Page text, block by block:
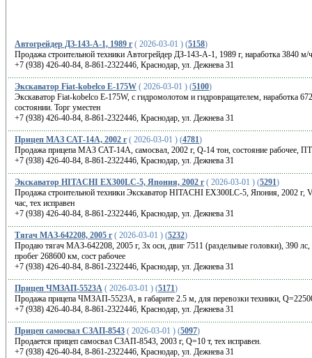
Автогрейдер ДЗ-143-А-1, 1989 г( 2026-03-01 ) (5158)
Продажа строительной техники Автогрейдер ДЗ-143-А-1, 1989 г, наработка 3840 м/
+7 (938) 426-40-84, 8-861-2322446, Краснодар, ул. Дежнева 31
Экскаватор Fiat-kobelco E-175W ( 2026-03-01 ) (5100)
Экскаватор Fiat-kobelco E-175W, с гидромолотом и гидровращателем, наработка
состоянии. Торг уместен
+7 (938) 426-40-84, 8-861-2322446, Краснодар, ул. Дежнева 31
Прицеп МАЗ САТ-14А, 2002 г( 2026-03-01 ) (4781)
Продажа прицепа МАЗ САТ-14А, самосвал, 2002 г, Q-14 тон, состояние рабочее,
+7 (938) 426-40-84, 8-861-2322446, Краснодар, ул. Дежнева 31
Экскаватор HITACHI EX300LC-5, Япония, 2002 г( 2026-03-01 ) (5291)
Продажа строительной техники Экскаватор HITACHI EX300LC-5, Япония, 2002 г,
час, тех исправен
+7 (938) 426-40-84, 8-861-2322446, Краснодар, ул. Дежнева 31
Тягач МАЗ-642208, 2005 г( 2026-03-01 ) (5232)
Продаю тягач МАЗ-642208, 2005 г, 3х осн, двиг 7511 (раздельные головки), 390
пробег 268600 км, сост рабочее
+7 (938) 426-40-84, 8-861-2322446, Краснодар, ул. Дежнева 31
Прицеп ЧМЗАП-5523А ( 2026-03-01 ) (5171)
Продажа прицепа ЧМЗАП-5523А, в габарите 2.5 м, для перевозки техники,
+7 (938) 426-40-84, 8-861-2322446, Краснодар, ул. Дежнева 31
Прицеп самосвал СЗАП-8543 ( 2026-03-01 ) (5097)
Продается прицеп самосвал СЗАП-8543, 2003 г, Q=10 т, тех исправен.
+7 (938) 426-40-84, 8-861-2322446, Краснодар, ул. Дежнева 31